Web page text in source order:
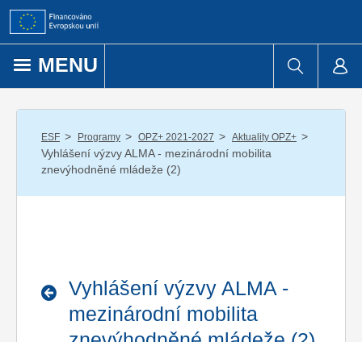
Přejít k obsahu
MENU
ESF / Programy / OPZ+ 2021-2027 / Aktuality OPZ+ /
Vyhlášení výzvy ALMA - mezinárodní mobilita
znevýhodněné mládeže (2)
Vyhlášení výzvy ALMA -
mezinárodní mobilita